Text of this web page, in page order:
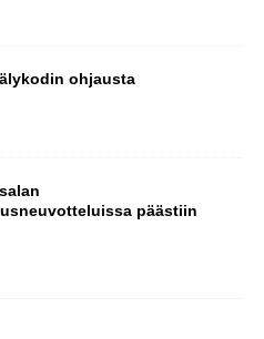
ohjausta
päästiin